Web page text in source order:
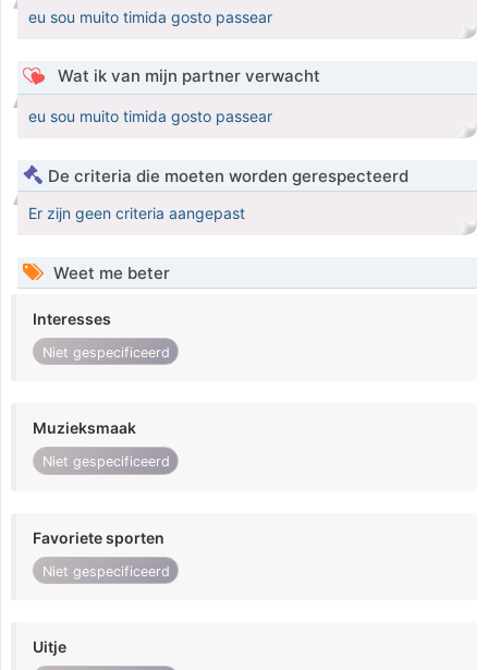
eu sou muito timida gosto passear
Wat ik van mijn partner verwacht
eu sou muito timida gosto passear
De criteria die moeten worden gerespecteerd
Er zijn geen criteria aangepast
Weet me beter
Interesses
Niet gespecificeerd
Muzieksmaak
Niet gespecificeerd
Favoriete sporten
Niet gespecificeerd
Uitje